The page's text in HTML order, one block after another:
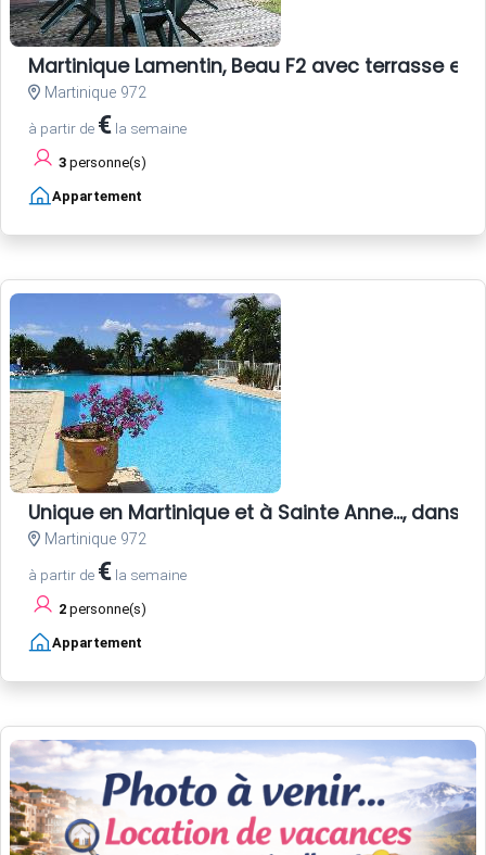
Martinique Lamentin, Beau F2 avec terrasse et
Martinique 972
à partir de € la semaine
3 personne(s)
Appartement
Unique en Martinique et à Sainte Anne..., dans
Martinique 972
à partir de € la semaine
2 personne(s)
Appartement